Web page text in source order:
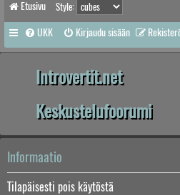
Etusivu Style:
UKK Kirjaudu sisään
Introvertit.net
Keskustelufoorumi
Informaatio
Tilapäisesti pois käytöstä